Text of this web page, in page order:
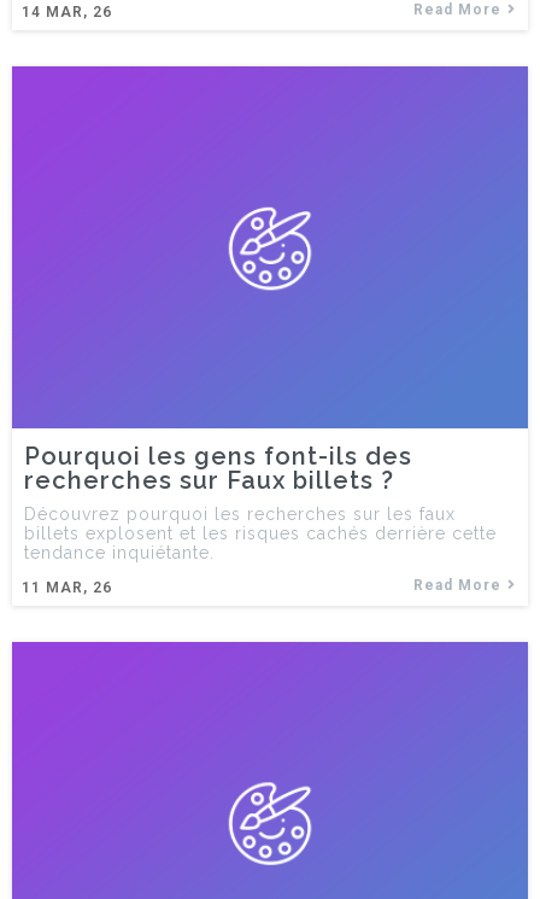
14 MAR, 26 Read More
Pourquoi les gens font-ils des
recherches sur Faux billets ?
11 MAR, 26
Découvrez pourquoi les recherches sur les faux
billets explosent et les risques cachés derrière cette
tendance inquiétante.
Read More